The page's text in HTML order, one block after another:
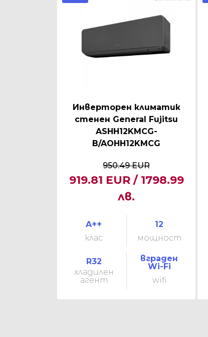
Инверторен климатик
стенен General Fujitsu
ASHH12KMCG-
B/AOHH12KMCG
950.49 EUR
919.81 EUR / 1798.99
лв.
A++
клас
12
мощност
R32
хладилен
агент
вграден
Wi-Fi
wifi